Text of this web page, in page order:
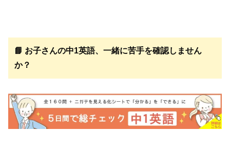
📘 お子さんの中1英語、一緒に苦手を確認しません
か？